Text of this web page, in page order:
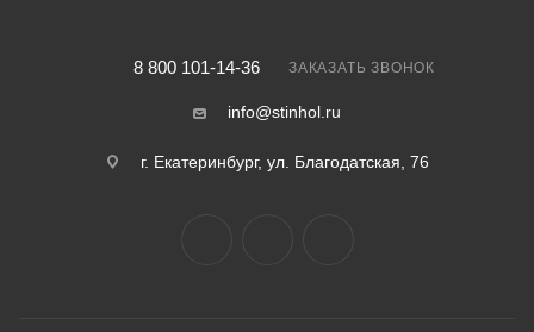
8 800 101-14-36 ЗАКАЗАТЬ ЗВОНОК
info@stinhol.ru
г. Екатеринбург, ул. Благодатская, 76